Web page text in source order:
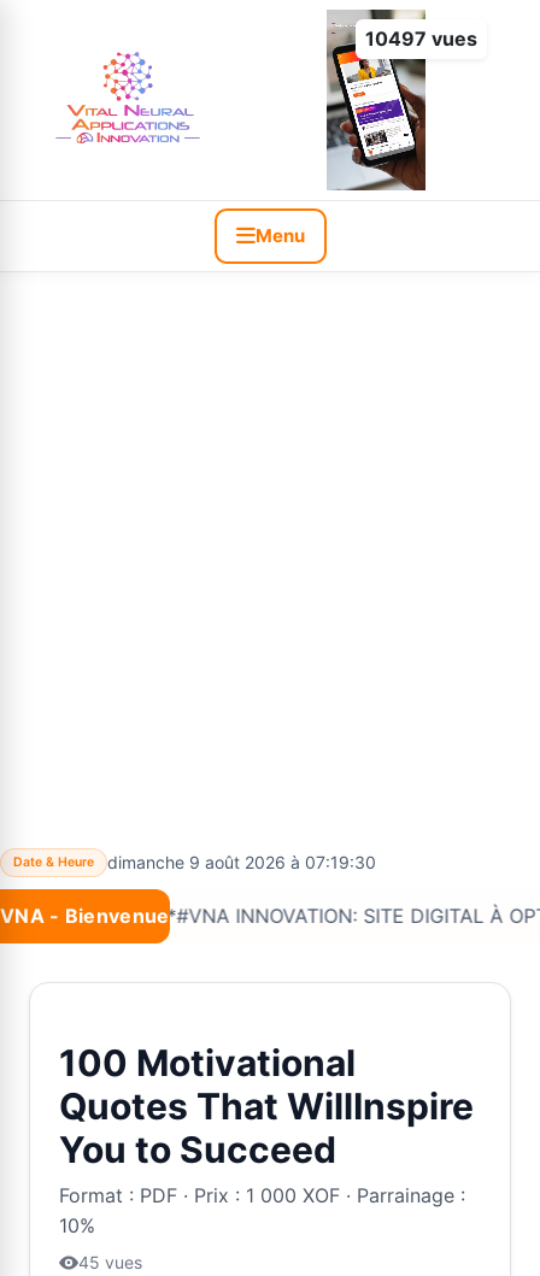
10497 vues
Menu
Date & Heure dimanche 9 août 2026 à 07:19:31
VNA - Bienvenue
Nouveau :*#VNA INNOVATION: SITE DIGITAL À
100 Motivational
Quotes That WillInspire
You to Succeed
Format : PDF · Prix : 1 000 XOF · Parrainage :
10%
45 vues